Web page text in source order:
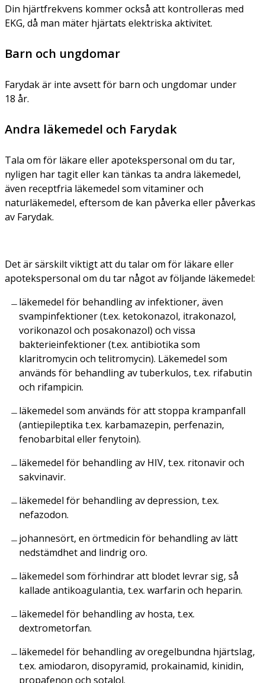
Din hjärtfrekvens kommer också att kontrolleras med
EKG, då man mäter hjärtats elektriska aktivitet.
Barn och ungdomar
Farydak är inte avsett för barn och ungdomar under
18 år.
Andra läkemedel och Farydak
Tala om för läkare eller apotekspersonal om du tar,
nyligen har tagit eller kan tänkas ta andra läkemedel,
även receptfria läkemedel som vitaminer och
naturläkemedel, eftersom de kan påverka eller påverkas
av Farydak.
Det är särskilt viktigt att du talar om för läkare eller
apotekspersonal om du tar något av följande läkemedel:
läkemedel för behandling av infektioner, även
svampinfektioner (t.ex. ketokonazol, itrakonazol,
vorikonazol och posakonazol) och vissa
bakterieinfektioner (t.ex. antibiotika som
klaritromycin och telitromycin). Läkemedel som
används för behandling av tuberkulos, t.ex. rifabutin
och rifampicin.
läkemedel som används för att stoppa krampanfall
(antiepileptika t.ex. karbamazepin, perfenazin,
fenobarbital eller fenytoin).
läkemedel för behandling av HIV, t.ex. ritonavir och
sakvinavir.
läkemedel för behandling av depression, t.ex.
nefazodon.
johannesört, en örtmedicin för behandling av lätt
nedstämdhet and lindrig oro.
läkemedel som förhindrar att blodet levrar sig, så
kallade antikoagulantia, t.ex. warfarin och heparin.
läkemedel för behandling av hosta, t.ex.
dextrometorfan.
läkemedel för behandling av oregelbundna hjärtslag,
t.ex. amiodaron, disopyramid, prokainamid, kinidin,
propafenon och sotalol.